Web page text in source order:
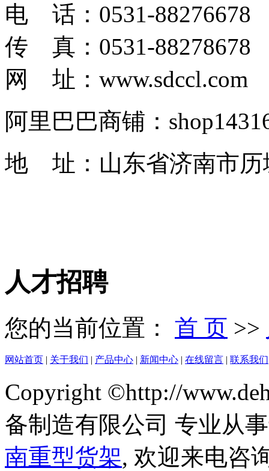
电 话：0531-88276678
传 真：0531-88278678
网 址：www.sdccl.com
阿里巴巴商铺：
地 址：山东省济南市历
人才招聘
您的当前位置： 首 页 >>
网站首页 | 关于我们 | 产品中心 | 新闻中心 | 在线留言 | 联系我们
Copyright ©http://
备制造有限公司 专业从
南重型货架, 欢迎来电咨